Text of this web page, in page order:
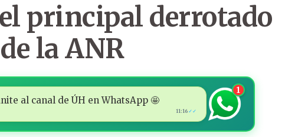
principal derrotado
la ANR
al canal de ÚH en WhatsApp 🤩
11:16 ✓✓
1